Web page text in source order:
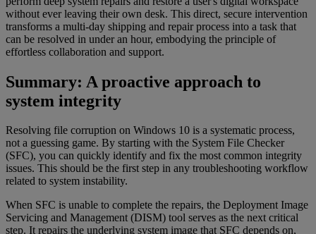
without ever leaving their own desk. This direct, secure intervention
transforms a multi-day shipping and repair process into a task that
can be resolved in under an hour, embodying the principle of
effortless collaboration and support.
Summary: A proactive approach to
system integrity
Resolving file corruption on Windows 10 is a systematic process,
not a guessing game. By starting with the System File Checker
(SFC), you can quickly identify and fix the most common integrity
issues. This should be the first step in any troubleshooting workflow
related to system instability.
When SFC is unable to complete the repairs, the Deployment Image
Servicing and Management (DISM) tool serves as the next critical
step. It repairs the underlying system image that SFC depends on,